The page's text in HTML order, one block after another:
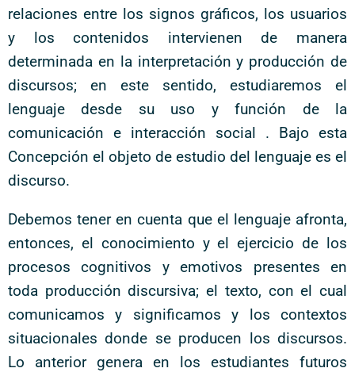
relaciones entre los signos gráficos, los usuarios
y los contenidos intervienen de manera
determinada en la interpretación y producción de
discursos; en este sentido, estudiaremos el
lenguaje desde su uso y función de la
comunicación e interacción social . Bajo esta
Concepción el objeto de estudio del lenguaje es el
discurso.
Debemos tener en cuenta que el lenguaje afronta,
entonces, el conocimiento y el ejercicio de los
procesos cognitivos y emotivos presentes en
toda producción discursiva; el texto, con el cual
comunicamos y significamos y los contextos
situacionales donde se producen los discursos.
Lo anterior genera en los estudiantes futuros